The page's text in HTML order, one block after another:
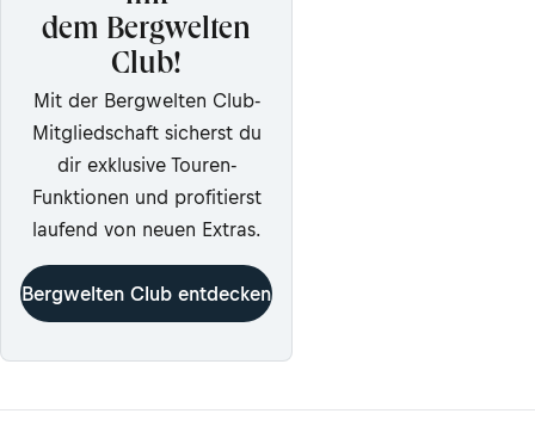
dem Bergwelten
Club!
Mit der Bergwelten Club-
Mitgliedschaft sicherst du
dir exklusive Touren-
Funktionen und profitierst
laufend von neuen Extras.
Bergwelten Club entdecken